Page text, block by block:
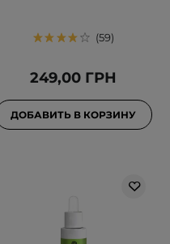
59
249,00 ГРН
ДОБАВИТЬ В КОРЗИНУ